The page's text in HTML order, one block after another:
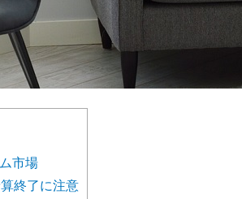
市場
終了に注意